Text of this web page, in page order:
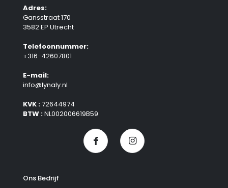
Adres:
Gansstraat 170
3582 EP Utrecht
Telefoonnummer:
+316-42607801
E-mail:
info@lynaly.nl
KVK :72644974
BTW :NL002006619B59
Ons Bedrijf